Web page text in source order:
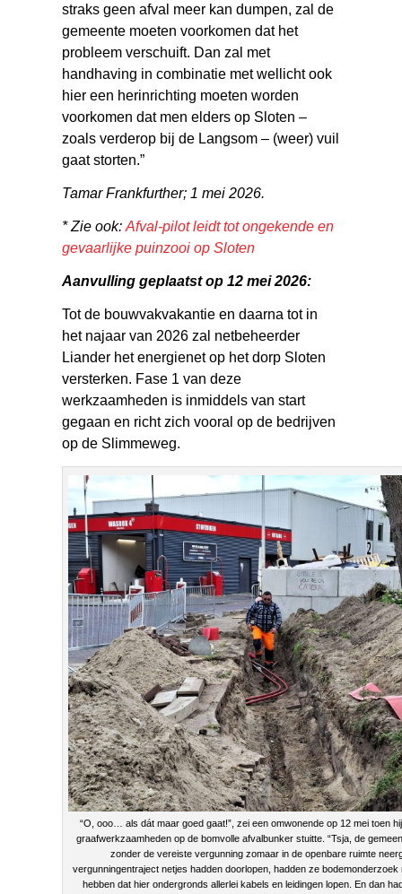
straks geen afval meer kan dumpen, zal de
gemeente moeten voorkomen dat het
probleem verschuift. Dan zal met
handhaving in combinatie met wellicht ook
hier een herinrichting moeten worden
voorkomen dat men elders op Sloten –
zoals verderop bij de Langsom – (weer) vuil
gaat storten.”
Tamar Frankfurther; 1 mei 2026.
* Zie ook:Afval-pilot leidt tot ongekende en
gevaarlijke puinzooi op Sloten
Aanvulling geplaatst op 12 mei 2026:
Tot de bouwvakvakantie en daarna tot in
het najaar van 2026 zal netbeheerder
Liander het energienet op het dorp Sloten
versterken. Fase 1 van deze
werkzaamheden is inmiddels van start
gegaan en richt zich vooral op de bedrijven
op de Slimmeweg.
“O, ooo… als dát maar goed gaat!”, zei een omwonende op 12 mei toen
graafwerkzaamheden op de bomvolle afvalbunker stuitte. “Tsja, de
zonder de vereiste vergunning zomaar in de openbare ruimte
vergunningentraject netjes hadden doorlopen, hadden ze
hebben dat hier ondergronds allerlei kabels en leidingen lopen. En dan